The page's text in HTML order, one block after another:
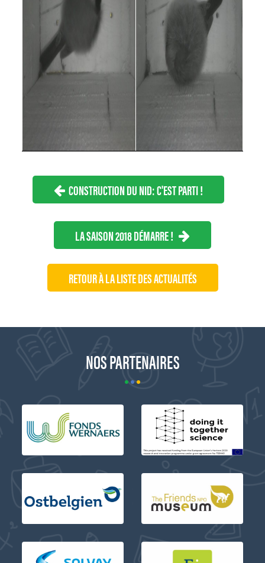
CONSTRUCTION DU NID: C'EST PARTI !
LA SAISON 2018 DÉMARRE !
RETOUR À LA LISTE DES ACTUALITÉS
NOS PARTENAIRES